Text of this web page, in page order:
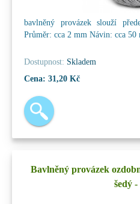
bavlněný provázek slouží
Průměr: cca 2 mm Návin: cca 50
Dostupnost: Skladem
Cena: 31,20 Kč
Bavlněný provázek
šedý -